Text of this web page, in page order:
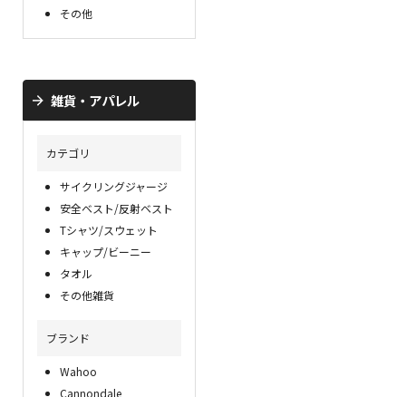
その他
雑貨・アパレル
カテゴリ
サイクリングジャージ
安全ベスト/反射ベスト
Tシャツ/スウェット
キャップ/ビーニー
タオル
その他雑貨
ブランド
Wahoo
Cannondale